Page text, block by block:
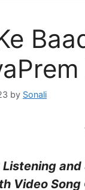
by Sonali
Video Song